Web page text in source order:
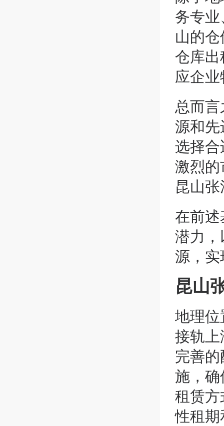
务专
山的
仓库
应企
总而
源和
选择
激烈
昆山
在前
潜力
源，
昆山
地理
接轨
完善
施，
租赁
性租